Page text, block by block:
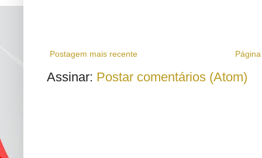
Postagem mais recente
Assinar: Postar comentários (Atom)